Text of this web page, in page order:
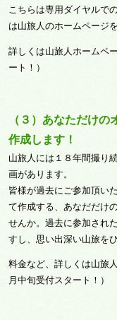
こちらは専用ダイヤルで
は山旅人のホームページ
詳しくは山旅人ホームペ
ート！）
（３）あなただけ
作成します！
山旅人には１８年間撮り
画があります。
皆様が過去にご参加頂い
て作成する、あなだだけ
せんか。過去に参加され
すし、思い出深い山旅を
料金など、詳しくは山旅
月中旬受付スタート！）